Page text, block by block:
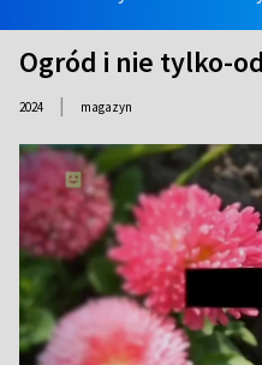
Ogród i nie tylko-
2024 | magazyn